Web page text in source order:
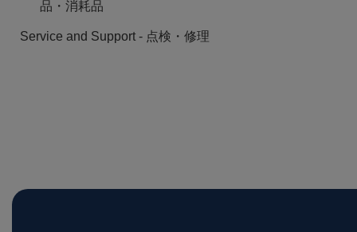
品・消耗品
Service and Support - 点検・修理